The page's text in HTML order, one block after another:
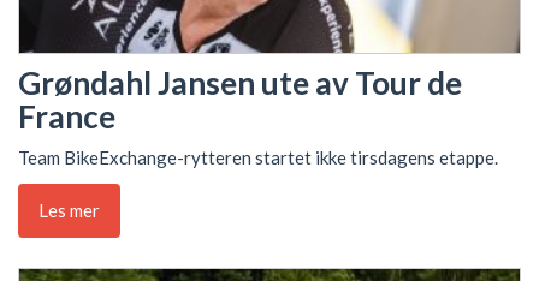
Grøndahl Jansen ute av Tour de
France
Team BikeExchange-rytteren startet ikke tirsdagens etappe.
Les mer